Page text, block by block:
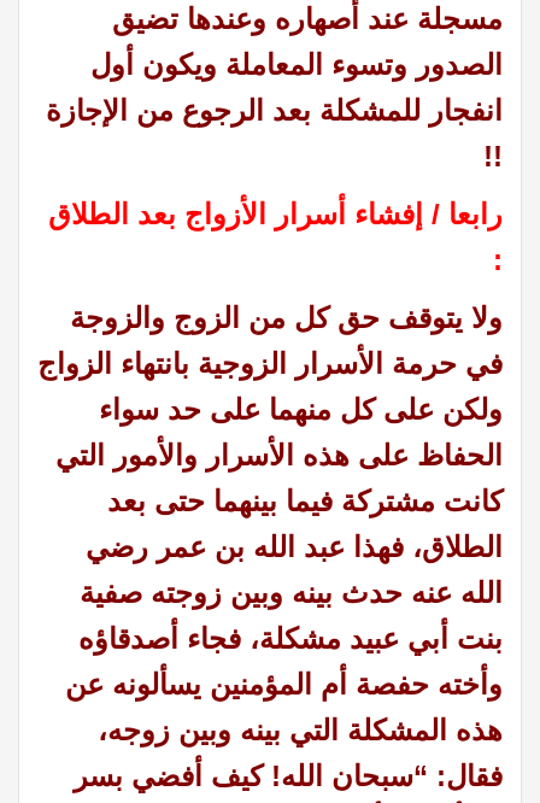
مسجلة عند أصهاره وعندها تضيق
الصدور وتسوء المعاملة ويكون أول
انفجار للمشكلة بعد الرجوع من الإجازة
!!
رابعا / إفشاء أسرار الأزواج بعد الطلاق
:
ولا يتوقف حق كل من الزوج والزوجة
في حرمة الأسرار الزوجية بانتهاء الزواج
ولكن على كل منهما على حد سواء
الحفاظ على هذه الأسرار والأمور التي
كانت مشتركة فيما بينهما حتى بعد
الطلاق، فهذا عبد الله بن عمر رضي
الله عنه حدث بينه وبين زوجته صفية
بنت أبي عبيد مشكلة، فجاء أصدقاؤه
وأخته حفصة أم المؤمنين يسألونه عن
هذه المشكلة التي بينه وبين زوجه،
فقال: “سبحان الله! كيف أفضي بسر